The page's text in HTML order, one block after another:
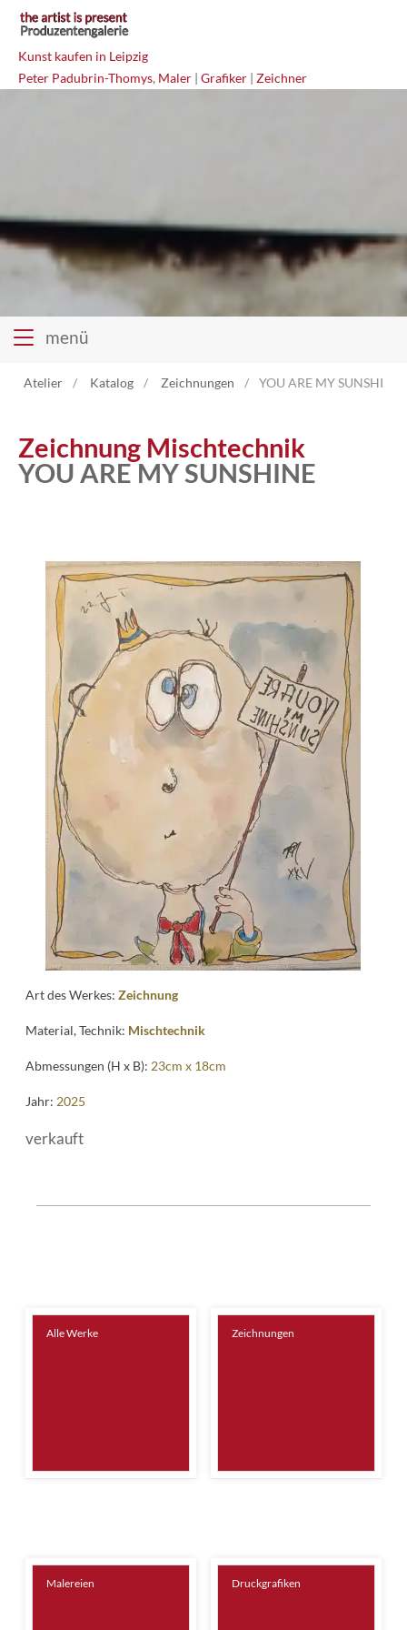
Kunst kaufen in Leipzig
Peter Padubrin-Thomys, Maler | Grafiker | Zeichner
menü
Atelier
Vita
News
Kontakt
Atelier Katalog Zeichnungen YOU ARE MY
Zeichnung Mischtechnik
YOU ARE MY SUNSHINE
Art des Werkes:Zeichnung
Material, Technik: Mischtechnik
Abmessungen (H x B): 23cm x 18cm
Jahr: 2025
verkauft
Alle Werke Zeichnungen
Malereien Druckgrafiken